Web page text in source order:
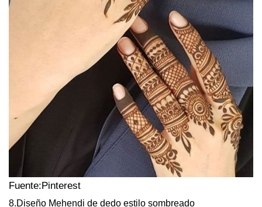
Fuente:Pinterest
8.Diseño Mehendi de dedo estilo sombreado